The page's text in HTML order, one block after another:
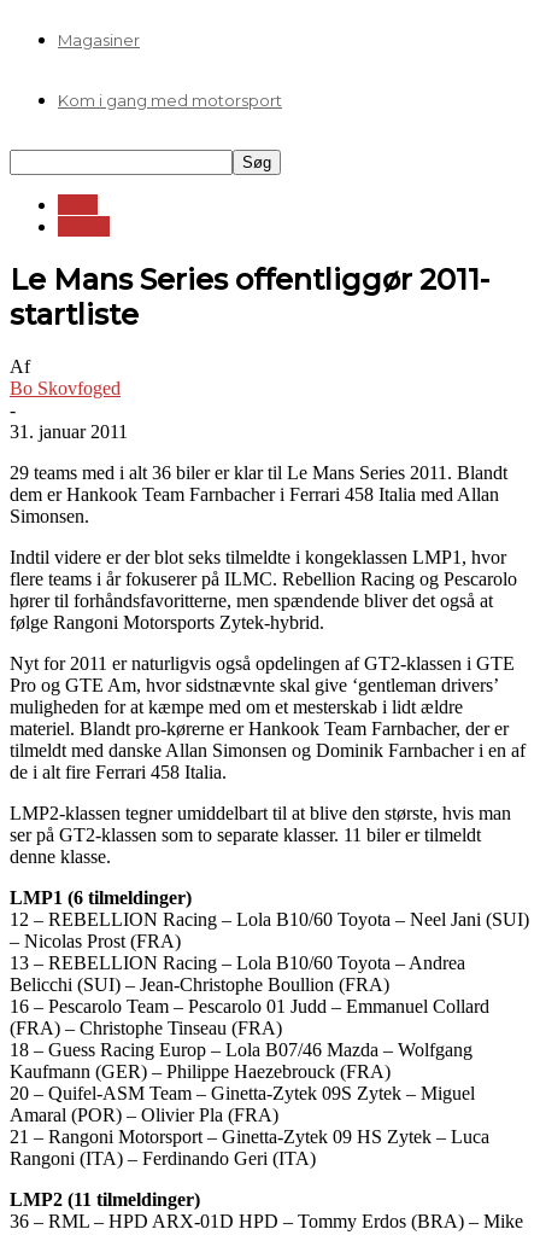
Magasiner
Kom i gang med motorsport
Le Mans Series offentliggør 2011-
startliste
Af
Bo Skovfoged
-
31. januar 2011
29 teams med i alt 36 biler er klar til Le Mans Series 2011. Blandt
dem er Hankook Team Farnbacher i Ferrari 458 Italia med Allan
Simonsen.
Indtil videre er der blot seks tilmeldte i kongeklassen LMP1, hvor
flere teams i år fokuserer på ILMC. Rebellion Racing og Pescarolo
hører til forhåndsfavoritterne, men spændende bliver det også at
følge Rangoni Motorsports Zytek-hybrid.
Nyt for 2011 er naturligvis også opdelingen af GT2-klassen i GTE
Pro og GTE Am, hvor sidstnævnte skal give ‘gentleman drivers’
muligheden for at kæmpe med om et mesterskab i lidt ældre
materiel. Blandt pro-kørerne er Hankook Team Farnbacher, der er
tilmeldt med danske Allan Simonsen og Dominik Farnbacher i en af
de i alt fire Ferrari 458 Italia.
LMP2-klassen tegner umiddelbart til at blive den største, hvis man
ser på GT2-klassen som to separate klasser. 11 biler er tilmeldt
denne klasse.
LMP1 (6 tilmeldinger)
12 – REBELLION Racing – Lola B10/60 Toyota – Neel Jani (SUI)
– Nicolas Prost (FRA)
13 – REBELLION Racing – Lola B10/60 Toyota – Andrea
Belicchi (SUI) – Jean-Christophe Boullion (FRA)
16 – Pescarolo Team – Pescarolo 01 Judd – Emmanuel Collard
(FRA) – Christophe Tinseau (FRA)
18 – Guess Racing Europ – Lola B07/46 Mazda – Wolfgang
Kaufmann (GER) – Philippe Haezebrouck (FRA)
20 – Quifel-ASM Team – Ginetta-Zytek 09S Zytek – Miguel
Amaral (POR) – Olivier Pla (FRA)
21 – Rangoni Motorsport – Ginetta-Zytek 09 HS Zytek – Luca
Rangoni (ITA) – Ferdinando Geri (ITA)
LMP2 (11 tilmeldinger)
36 – RML – HPD ARX-01D HPD – Tommy Erdos (BRA) – Mike